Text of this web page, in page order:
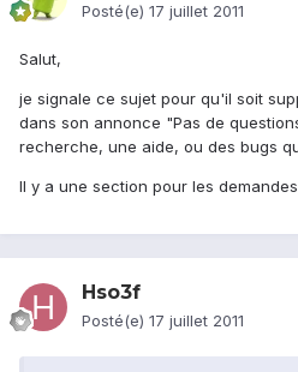
Posté(e) 17 juillet 2011
Salut,
je signale ce sujet pour qu'il soit
dans son annonce "Pas de
recherche, une aide, ou des bugs
Il y a une section pour les
Hso3f
Posté(e) 17 juillet 2011